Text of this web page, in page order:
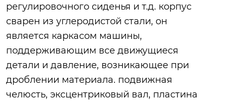
регулировочного сиденья и т.д. корпус
сварен из углеродистой стали, он
является каркасом машины,
поддерживающим все движущиеся
детали и давление, возникающее при
дроблении материала. подвижная
челюсть, эксцентриковый вал, пластина